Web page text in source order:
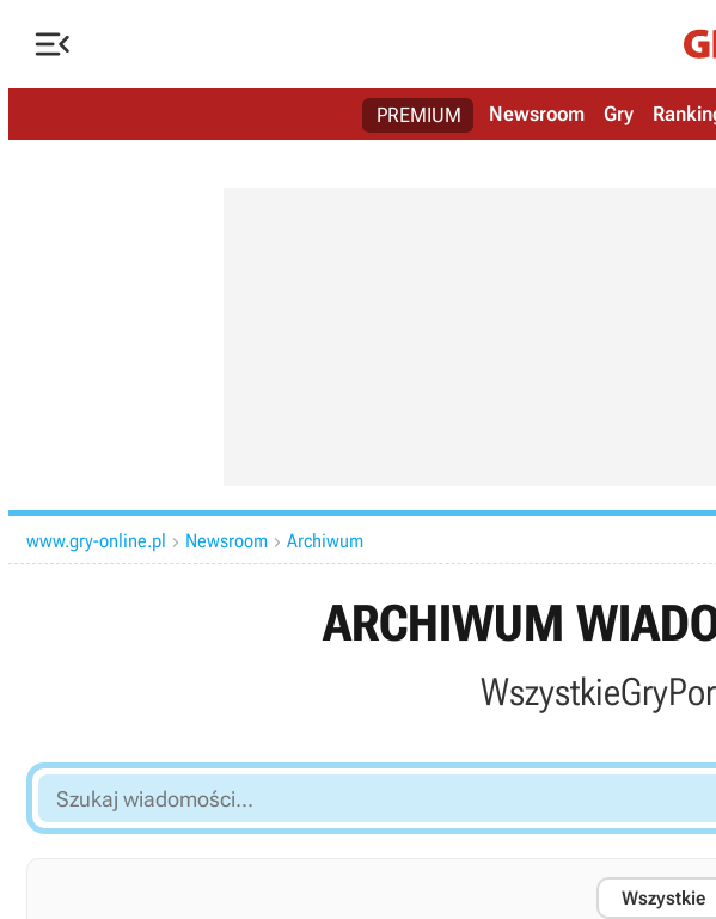

PREMIUM Newsroom Gry
www.gry-online.pl  Newsroom  Archiwum
ARCHIWUM
WszystkieGry
Szukaj
wiadomości...